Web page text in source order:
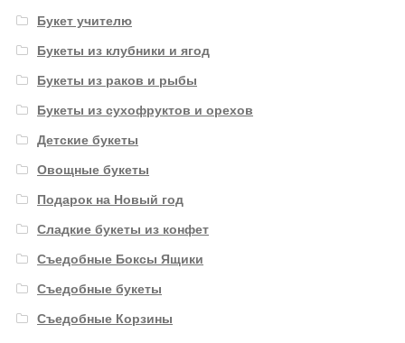
Букет учителю
Букеты из клубники и ягод
Букеты из раков и рыбы
Букеты из сухофруктов и орехов
Детские букеты
Овощные букеты
Подарок на Новый год
Сладкие букеты из конфет
Съедобные Боксы Ящики
Съедобные букеты
Съедобные Корзины